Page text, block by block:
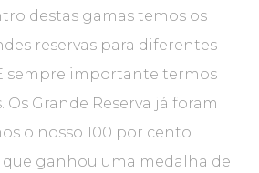
destas gamas temos os
reservas para diferentes
sempre importante termos
Grande Reserva já foram
o nosso 100 por cento
ganhou uma medalha de